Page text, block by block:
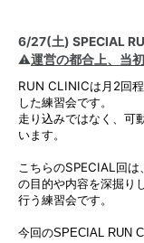
6/27(土) SPECIAL
⚠️運営の都合上、当
RUN CLINICは月2回
した練習会です。
走り込みではなく、可
います。
こちらのSPECIAL回
の目的や内容を深掘り
行う練習会です。
今回のSPECIAL RUN